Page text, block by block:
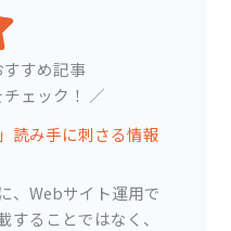
すめ記事
ェック！ ／
読み手に刺さる情報
、Webサイト運用で
することではなく、